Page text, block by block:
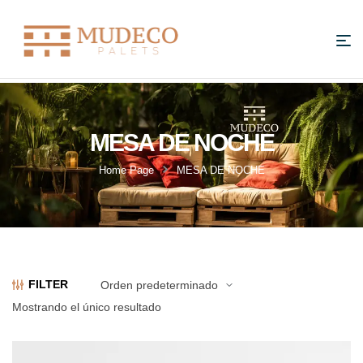
MESA DE NOCHE
Home Page MESA DE NOCHE
FILTER
Mostrando el único resultado